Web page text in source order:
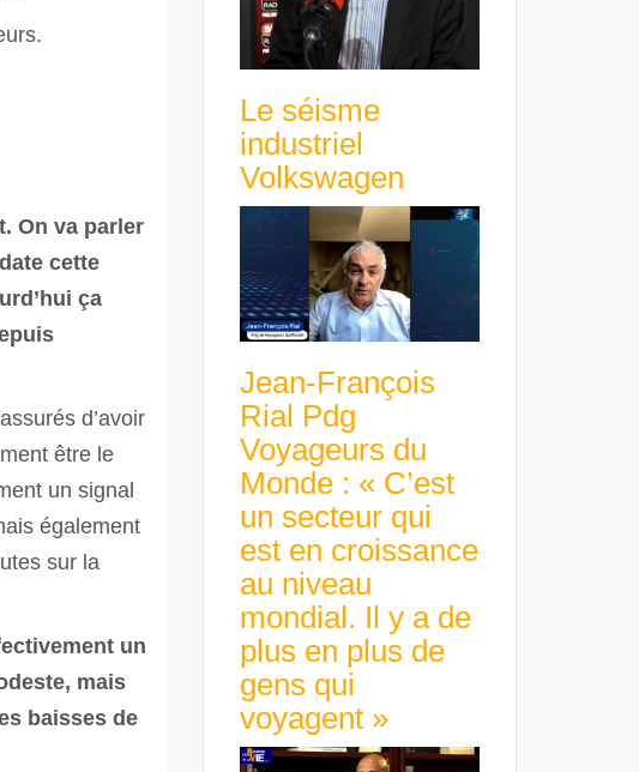
. On va parler
cette
ça
d’avoir
être le
un signal
également
sur la
un
mais
baisses de
Le séisme
industriel
Volkswagen
Jean-François
Rial Pdg
Voyageurs du
Monde : « C’est
un secteur qui
est en croissance
au niveau
mondial. Il y a de
plus en plus de
gens qui
voyagent »